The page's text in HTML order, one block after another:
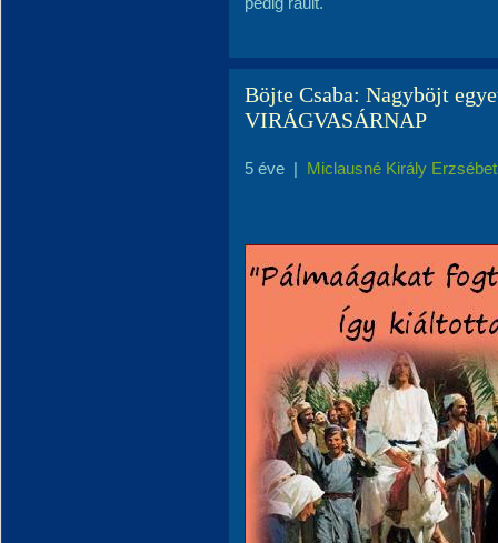
Böjte Csaba: Nagyböjt
VIRÁGVASÁRNAP
5 éve | Miclausné Király Erzsébet